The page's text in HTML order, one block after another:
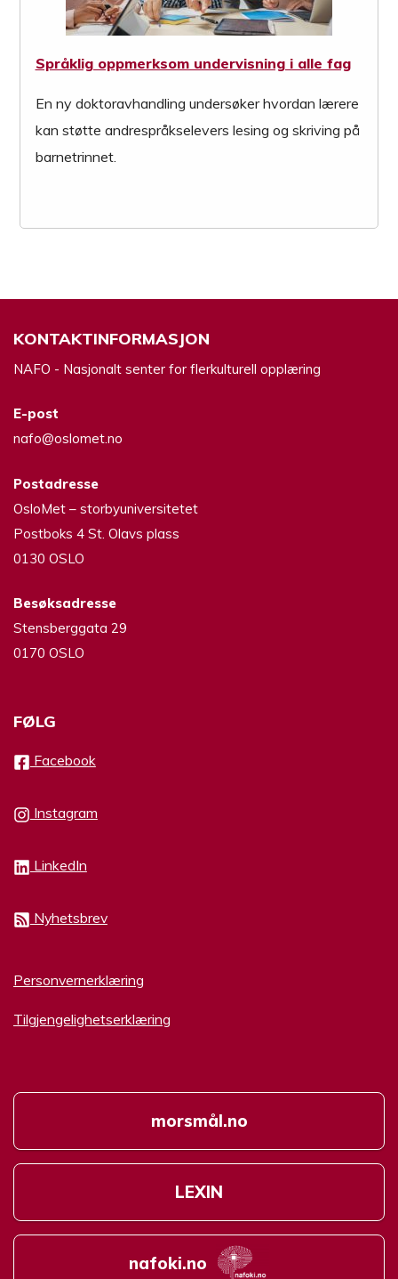
Språklig oppmerksom undervisning i alle fag
En ny doktoravhandling undersøker hvordan lærere
kan støtte andrespråkselevers lesing og skriving på
barnetrinnet.
KONTAKTINFORMASJON
NAFO - Nasjonalt senter for flerkulturell opplæring
E-post
nafo@oslomet.no
Postadresse
OsloMet – storbyuniversitetet
Postboks 4 St. Olavs plass
0130 OSLO
Besøksadresse
Stensberggata 29
0170 OSLO
FØLG
Facebook
Instagram
LinkedIn
Nyhetsbrev
Personvernerklæring
Tilgjengelighetserklæring
morsmål.no
LEXIN
nafoki.no